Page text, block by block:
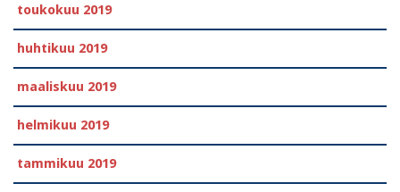
toukokuu 2019
huhtikuu 2019
maaliskuu 2019
helmikuu 2019
tammikuu 2019